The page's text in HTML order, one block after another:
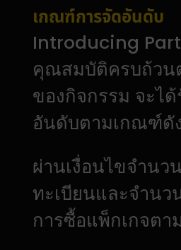
เกณฑ์การจัดอันดับ
Introducing
คุณสมบัติครบถ้วน
ของกิจกรรม จะไ
อันดับตามเกณฑ์ดั
ผ่านเงื่อนไขจำนว
ทะเบียนและจำน
การซื้อแพ็กเกจต